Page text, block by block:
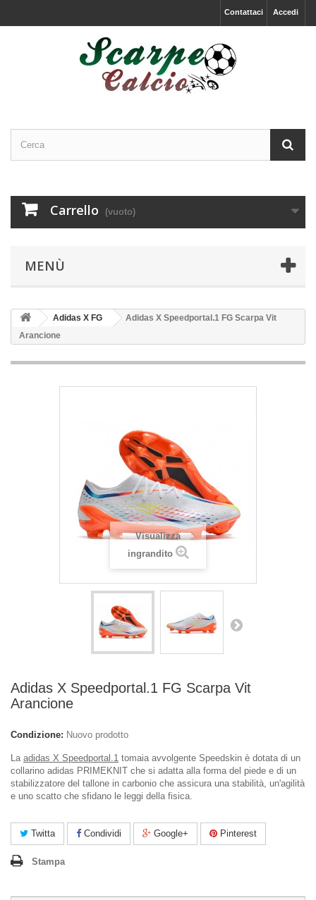
Accedi
Contattaci
Carrello (vuoto)
MENÙ
Adidas X FG
Adidas X Speedportal.1 FG Scarpa Vit
Arancione
Visualizza
ingrandito
Adidas X Speedportal.1 FG Scarpa Vit
Arancione
Condizione: Nuovo prodotto
La adidas X Speedportal.1 tomaia avvolgente Speedskin è dotata di un
collarino adidas PRIMEKNIT che si adatta alla forma del piede e di un
stabilizzatore del tallone in carbonio che assicura una stabilità, un'agilità
e uno scatto che sfidano le leggi della fisica.
Twitta Condividi Google+ Pinterest
Stampa